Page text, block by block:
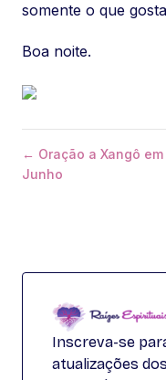
somente o que
Boa noite.
← Oração a Xangô em
Junho
Inscreva-se
atualizações